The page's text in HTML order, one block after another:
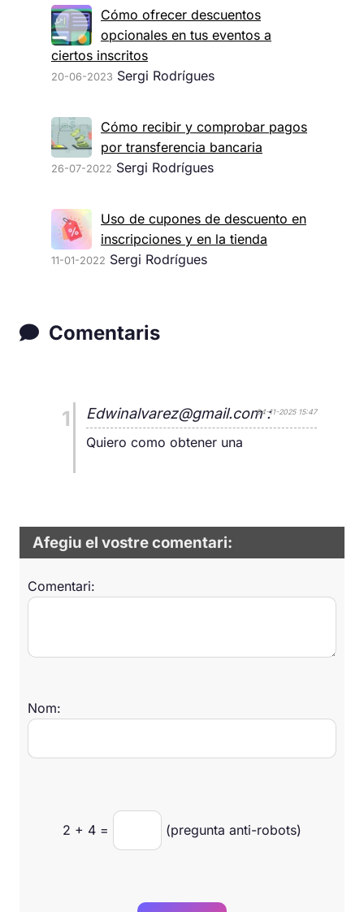
Cómo ofrecer descuentos
opcionales en tus eventos a
ciertos inscritos
20-06-2023 Sergi Rodrígues
Cómo recibir y comprobar pagos
por transferencia bancaria
26-07-2022 Sergi Rodrígues
Uso de cupones de descuento en
inscripciones y en la tienda
11-01-2022 Sergi Rodrígues
Comentaris
1 Edwinalvarez@gmail.com :04-11-2025 15:47
Quiero como obtener una
Afegiu el vostre comentari:
Comentari:
Nom:
2 + 4 = (pregunta anti-robots)